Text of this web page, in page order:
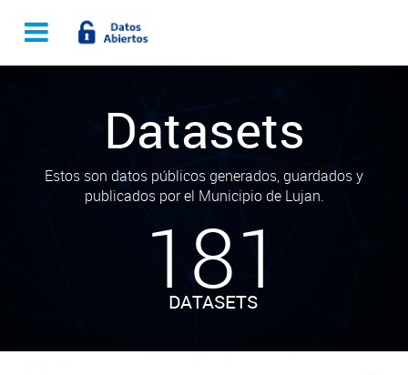
Datasets
Estos son datos públicos generados, guardados y
publicados por el Municipio de Lujan.
181
DATASETS